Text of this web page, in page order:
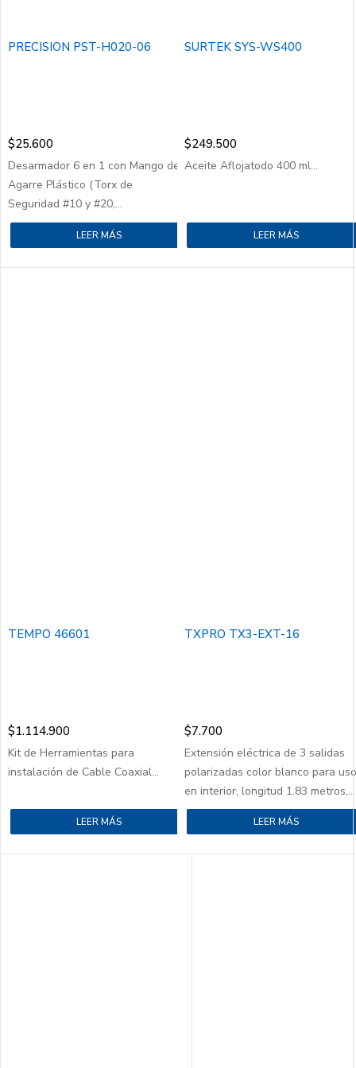
PRECISION PST-H020-06
$25.600
Desarmador 6 en 1 con Mango de
Agarre Plástico (Torx de
Seguridad #10 y #20,...
LEER MÁS
SURTEK SYS-WS400
$249.500
Aceite Aflojatodo 400 ml...
LEER MÁS
TEMPO 46601
$1.114.900
Kit de Herramientas para
instalación de Cable Coaxial...
LEER MÁS
TXPRO TX3-EXT-16
$7.700
Extensión eléctrica de 3 salidas
polarizadas color blanco para
en interior, longitud 1.83 metros,...
LEER MÁS